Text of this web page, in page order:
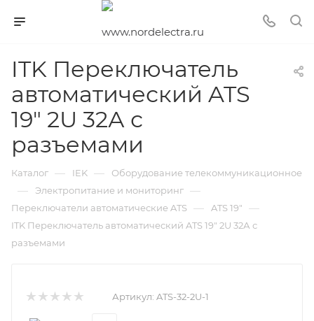
ITK Переключатель
автоматический ATS
19" 2U 32А с
разъемами
Каталог — IEK — Оборудование телекоммуникационное
— Электропитание и мониторинг —
Переключатели автоматические ATS — ATS 19" —
ITK Переключатель автоматический ATS 19" 2U 32А с
разъемами
Артикул: ATS-32-2U-1